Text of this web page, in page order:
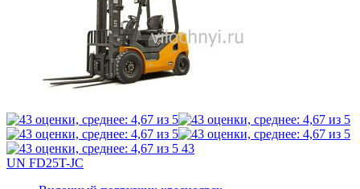
43
UN FD25T-JC